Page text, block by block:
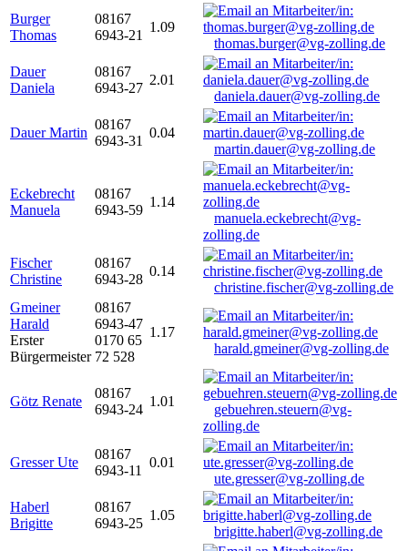
Burger
Thomas
08167
6943-21
1.09
thomas.burger@vg-zolling.de
Dauer
Daniela
08167
6943-27
2.01
daniela.dauer@vg-zolling.de
Dauer Martin
08167
6943-31
0.04
martin.dauer@vg-zolling.de
Eckebrecht
Manuela
08167
6943-59
1.14
manuela.eckebrecht@vg-
zolling.de
Fischer
Christine
08167
6943-28
0.14
christine.fischer@vg-zolling.de
Gmeiner
Harald
Erster
Bürgermeister
08167
6943-47
0170 65
72 528
1.17
harald.gmeiner@vg-zolling.de
Götz Renate
08167
6943-24
1.01
gebuehren.steuern@vg-
zolling.de
Gresser Ute
08167
6943-11
0.01
ute.gresser@vg-zolling.de
Haberl
Brigitte
08167
6943-25
1.05
brigitte.haberl@vg-zolling.de